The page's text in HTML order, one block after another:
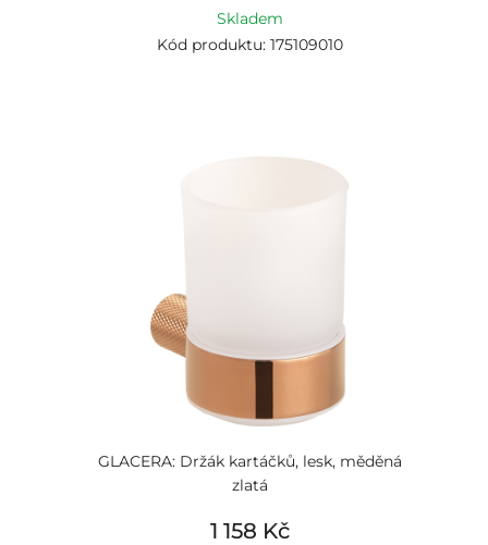
Skladem
Kód produktu: 175109010
GLACERA: Držák kartáčků, lesk, měděná
zlatá
1 158 Kč